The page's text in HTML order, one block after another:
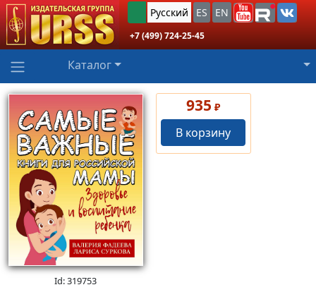
Русский ES EN
+7 (499) 724-25-45
Каталог
Id: 319753
935 ₽
В корзину